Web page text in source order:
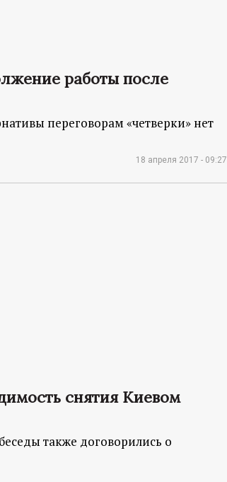
работы после
переговорам «четверки» нет
18 апреля 2017 - 09:27
снятия Киевом
также договорились о